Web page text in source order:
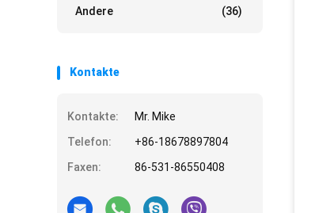
Andere (36)
Kontakte
Kontakte:
Mr. Mike
Telefon:
+86-18678897804
Faxen:
86-531-86550408